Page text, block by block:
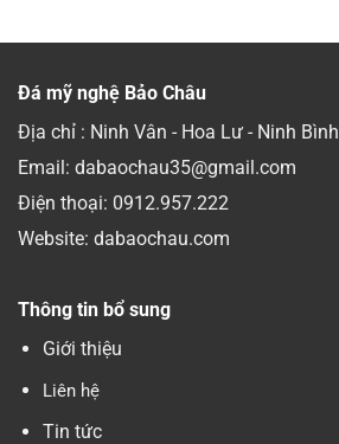
Đá mỹ nghệ Bảo Châu
Địa chỉ : Ninh Vân - Hoa Lư - Ninh Bình
Email: dabaochau35@gmail.com
Điện thoại: 0912.957.222
Website: dabaochau.com
Thông tin bổ sung
Giới thiệu
Liên hệ
Tin tức